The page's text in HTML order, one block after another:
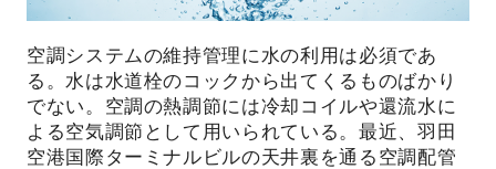
空調システムの維持管理に水の利用は必須であ
る。水は水道栓のコックから出てくるものばかり
でない。空調の熱調節には冷却コイルや還流水に
よる空気調節として用いられている。最近、羽田
空港国際ターミナルビルの天井裏を通る空調配管